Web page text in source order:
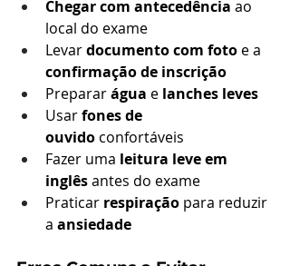
Chegar com antecedência ao
local do exame
Levar documento com foto e a
confirmação de inscrição
Preparar água e lanches leves
Usar fones de
ouvido confortáveis
Fazer uma leitura leve em
inglês antes do exame
Praticar respiração para reduzir
a ansiedade